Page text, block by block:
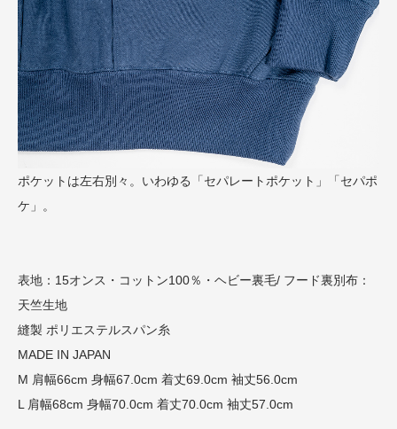
ポケットは左右別々。いわゆる「セパレートポケット」「セパポ
ケ」。
表地：15オンス・コットン100％・ヘビー裏毛/ フード裏別布：
天竺生地
縫製 ポリエステルスパン糸
MADE IN JAPAN
M 肩幅66cm 身幅67.0cm 着丈69.0cm 袖丈56.0cm
L 肩幅68cm 身幅70.0cm 着丈70.0cm 袖丈57.0cm